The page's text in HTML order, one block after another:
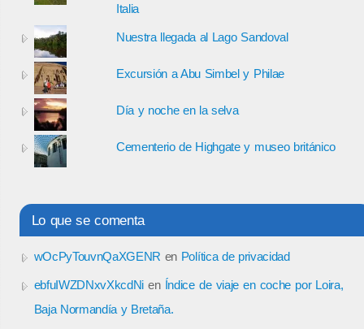
Italia
Nuestra llegada al Lago Sandoval
Excursión a Abu Simbel y Philae
Día y noche en la selva
Cementerio de Highgate y museo británico
Lo que se comenta
wOcPyTouvnQaXGENR en Política de privacidad
ebfuIWZDNxvXkcdNi en Índice de viaje en coche por Loira,
Baja Normandía y Bretaña.